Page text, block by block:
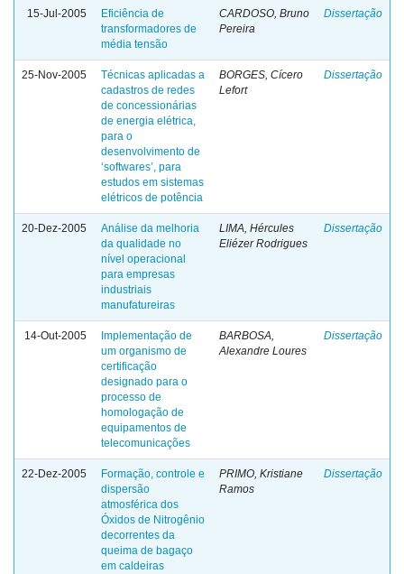
15-Jul-2005
Eficiência de
transformadores de
média tensão
CARDOSO, Bruno
Pereira
Dissertação
25-Nov-2005
Técnicas aplicadas a
cadastros de redes
de concessionárias
de energia elétrica,
para o
desenvolvimento de
‘softwares’, para
estudos em sistemas
elétricos de potência
BORGES, Cícero
Lefort
Dissertação
20-Dez-2005
Análise da melhoria
da qualidade no
nível operacional
para empresas
industriais
manufatureiras
LIMA, Hércules
Eliézer Rodrigues
Dissertação
14-Out-2005
Implementação de
um organismo de
certificação
designado para o
processo de
homologação de
equipamentos de
telecomunicações
BARBOSA,
Alexandre Loures
Dissertação
22-Dez-2005
Formação, controle e
dispersão
atmosférica dos
Óxidos de Nitrogênio
decorrentes da
queima de bagaço
em caldeiras
PRIMO, Kristiane
Ramos
Dissertação